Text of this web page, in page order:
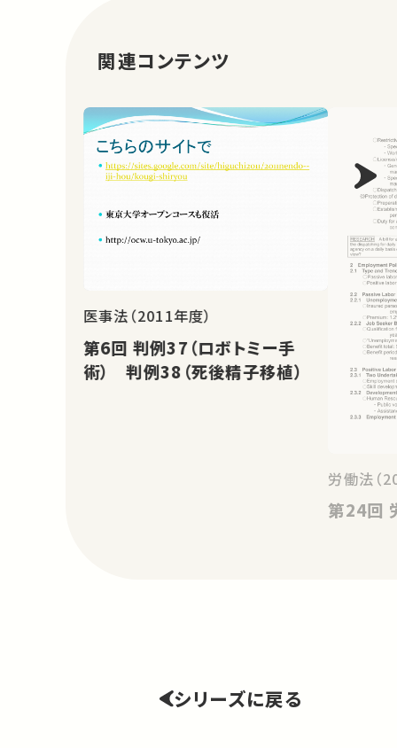
関連コンテンツ
医事法（2011年度）
第6回 判例37（ロボトミー手
術） 判例38（死後精子移植）
労働法（
シリーズに戻る